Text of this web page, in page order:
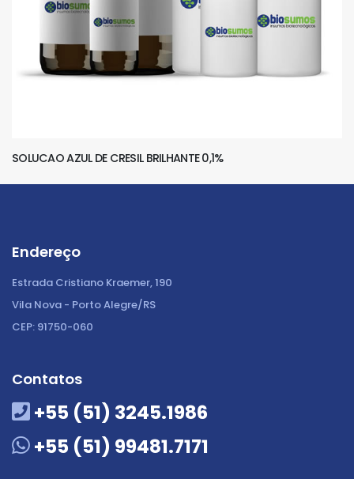
SOLUCAO AZUL DE CRESIL BRILHANTE 0,1%
Endereço
Estrada Cristiano Kraemer, 190
Vila Nova - Porto Alegre/RS
CEP: 91750-060
Contatos
+55 (51) 3245.1986
+55 (51) 99481.7171